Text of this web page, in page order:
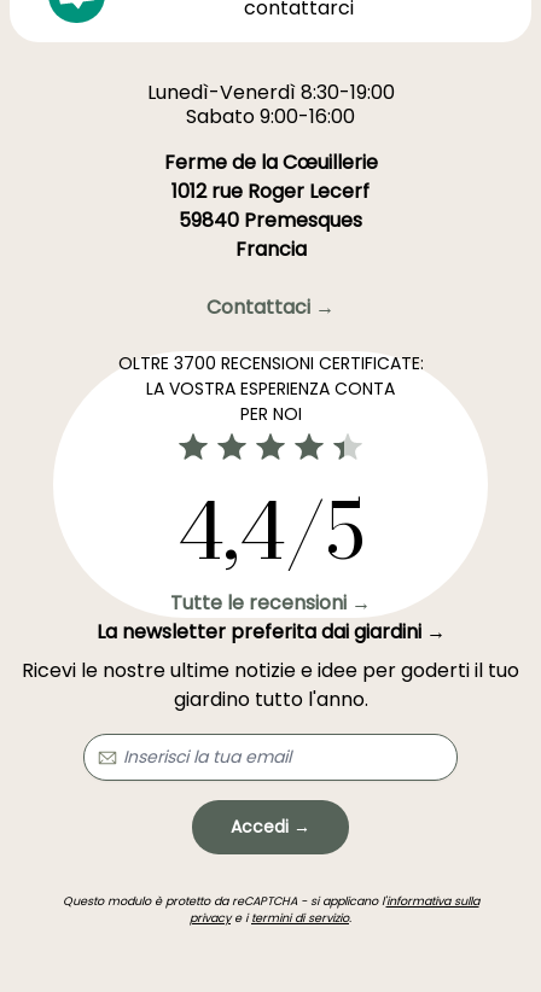
contattarci
Lunedì-Venerdì 8:30-19:00
Sabato 9:00-16:00
Ferme de la Cœuillerie
1012 rue Roger Lecerf
59840 Premesques
Francia
Contattaci →
OLTRE 3700 RECENSIONI CERTIFICATE:
LA VOSTRA ESPERIENZA CONTA
PER NOI
4,4/5
Tutte le recensioni →
La newsletter preferita dai giardini →
Ricevi le nostre ultime notizie e idee per goderti il tuo
giardino tutto l'anno.
Accedi →
Questo modulo è protetto da reCAPTCHA - si applicano l'informativa sulla
privacye itermini di servizio.